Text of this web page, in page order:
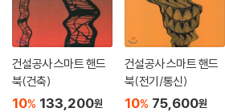
건설공사 스마트 핸드
북(건축)
10% 133,200원
건설공사 스마트 핸드
북(전기/통신)
10% 75,600원